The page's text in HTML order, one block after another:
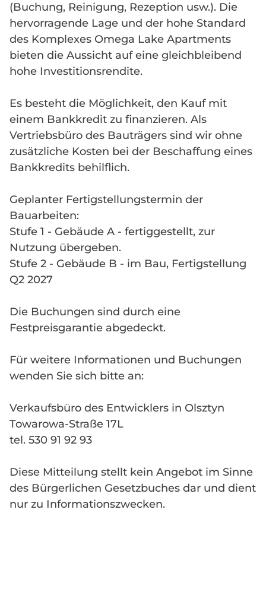
(Buchung, Reinigung, Rezeption usw.). Die
hervorragende Lage und der hohe Standard
des Komplexes Omega Lake Apartments
bieten die Aussicht auf eine gleichbleibend
hohe Investitionsrendite.
Es besteht die Möglichkeit, den Kauf mit
einem Bankkredit zu finanzieren. Als
Vertriebsbüro des Bauträgers sind wir ohne
zusätzliche Kosten bei der Beschaffung eines
Bankkredits behilflich.
Geplanter Fertigstellungstermin der
Bauarbeiten:
Stufe 1 - Gebäude A - fertiggestellt, zur
Nutzung übergeben.
Stufe 2 - Gebäude B - im Bau, Fertigstellung
Q2 2027
Die Buchungen sind durch eine
Festpreisgarantie abgedeckt.
Für weitere Informationen und Buchungen
wenden Sie sich bitte an:
Verkaufsbüro des Entwicklers in Olsztyn
Towarowa-Straße 17L
tel. 530 91 92 93
Diese Mitteilung stellt kein Angebot im Sinne
des Bürgerlichen Gesetzbuches dar und dient
nur zu Informationszwecken.